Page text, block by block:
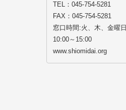
TEL：045-754-5281
FAX：045-754-5281
窓口時間:火、木、金曜日
10:00～15:00
www.shiomidai.org